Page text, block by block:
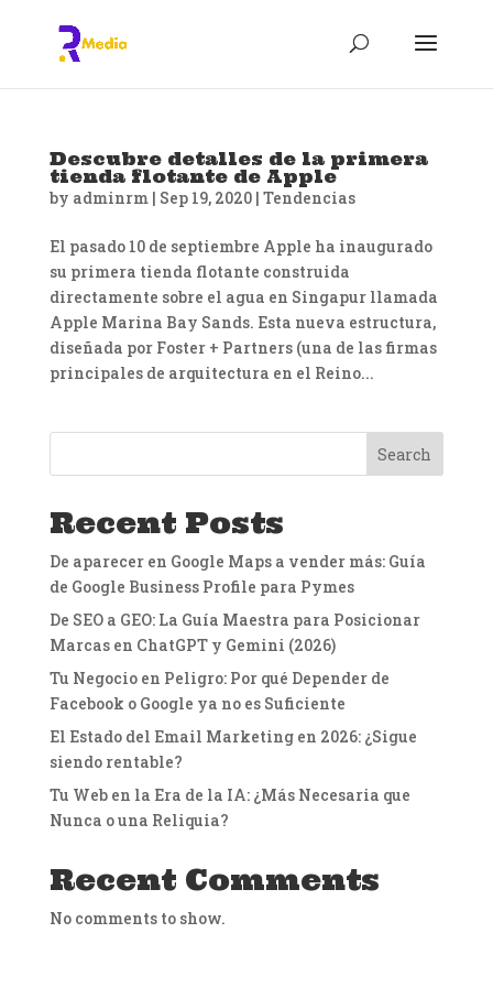
Descubre detalles de la primera
tienda flotante de Apple
by adminrm| Sep 19, 2020| Tendencias
El pasado 10 de septiembre Apple ha inaugurado
su primera tienda flotante construida
directamente sobre el agua en Singapur llamada
Apple Marina Bay Sands. Esta nueva estructura,
diseñada por Foster + Partners (una de las firmas
principales de arquitectura en el Reino...
Search
Recent Posts
De aparecer en Google Maps a vender más: Guía
de Google Business Profile para Pymes
De SEO a GEO: La Guía Maestra para Posicionar
Marcas en ChatGPT y Gemini (2026)
Tu Negocio en Peligro: Por qué Depender de
Facebook o Google ya no es Suficiente
El Estado del Email Marketing en 2026: ¿Sigue
siendo rentable?
Tu Web en la Era de la IA: ¿Más Necesaria que
Nunca o una Reliquia?
Recent Comments
No comments to show.